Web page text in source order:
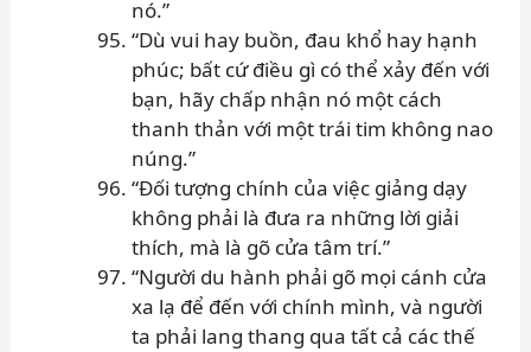
nó.”
“Dù vui hay buồn, đau khổ hay hạnh
phúc; bất cứ điều gì có thể xảy đến với
bạn, hãy chấp nhận nó một cách
thanh thản với một trái tim không nao
núng.”
“Đối tượng chính của việc giảng dạy
không phải là đưa ra những lời giải
thích, mà là gõ cửa tâm trí.”
“Người du hành phải gõ mọi cánh cửa
xa lạ để đến với chính mình, và người
ta phải lang thang qua tất cả các thế